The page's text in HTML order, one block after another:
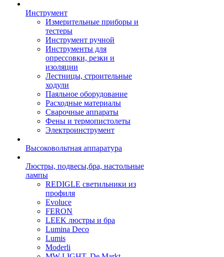
Инструмент
Измерительные приборы и
тестеры
Инструмент ручной
Инструменты для
опрессовки, резки и
изоляции
Лестницы, строительные
ходули
Паяльное оборудование
Расходные материалы
Сварочные аппараты
Фены и термопистолеты
Электроинструмент
Высоковольтная аппаратура
Люстры, подвесы,бра, настольные
лампы
REDIGLE светильники из
профиля
Evoluce
FERON
LEEK люстры и бра
Lumina Deco
Lumis
Moderli